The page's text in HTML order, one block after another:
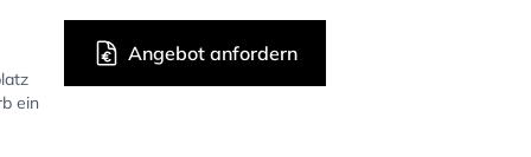
ein
Angebot anfordern